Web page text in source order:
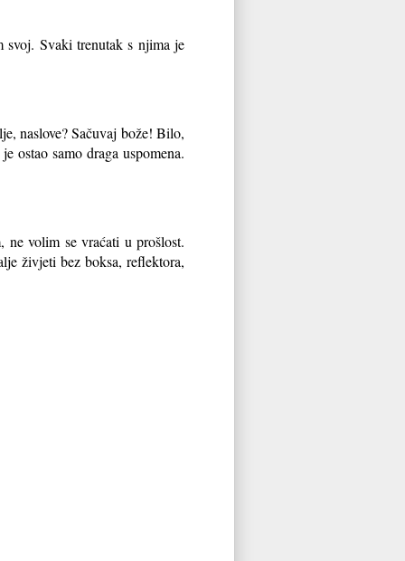
Svaki trenutak s njima je
naslove? Sačuvaj bože! Bilo,
ostao samo draga uspomena.
volim se vraćati u prošlost.
živjeti bez boksa, reflektora,